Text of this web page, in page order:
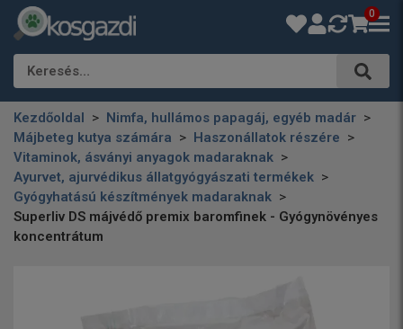
0
Keresés…
Kezdőoldal
Nimfa, hullámos papagáj, egyéb madár
Májbeteg kutya számára
Haszonállatok részére
Vitaminok, ásványi anyagok madaraknak
Ayurvet, ajurvédikus állatgyógyászati termékek
Gyógyhatású készítmények madaraknak
Superliv DS májvédő premix baromfinek - Gyógynövényes
koncentrátum